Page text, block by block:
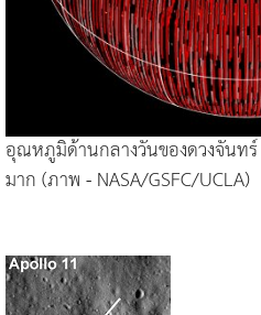
อุณหภูมิด้านกลางวันของดวงจันท
มาก (ภาพ - NASA/GSFC/UCLA)